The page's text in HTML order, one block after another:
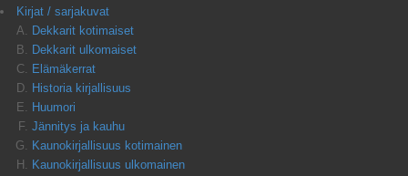
Kirjat / sarjakuvat
Dekkarit kotimaiset
Dekkarit ulkomaiset
Elämäkerrat
Historia kirjallisuus
Huumori
Jännitys ja kauhu
Kaunokirjallisuus kotimainen
Kaunokirjallisuus ulkomainen